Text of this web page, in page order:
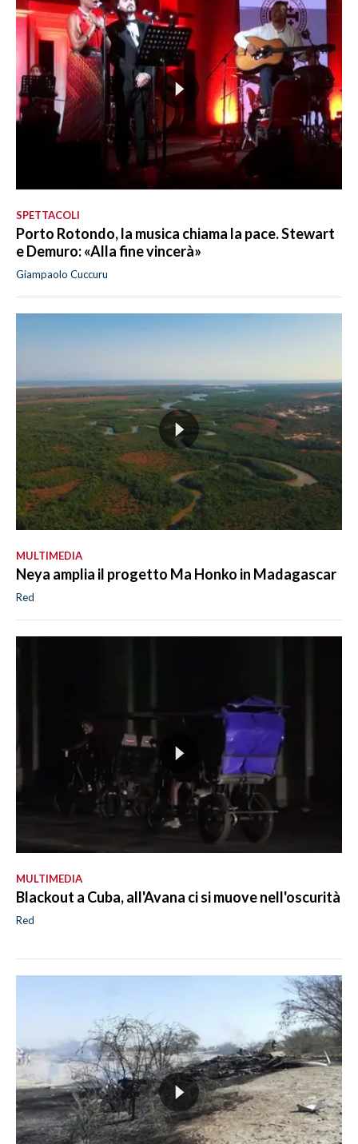
SPETTACOLI
Porto Rotondo, la musica chiama la pace. Stewart
e Demuro: «Alla fine vincerà»
Giampaolo Cuccuru
MULTIMEDIA
Neya amplia il progetto Ma Honko in Madagascar
Red
MULTIMEDIA
Blackout a Cuba, all'Avana ci si muove nell'oscurità
Red